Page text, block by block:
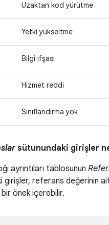
Uzaktan kod yürütme
Yetki yükseltme
Bilgi ifşası
Hizmet reddi
Sınıflandırma yok
sütunundaki girişler
ayrıntıları tablosunun
girişler, referans değerinin
bir önek içerebilir.